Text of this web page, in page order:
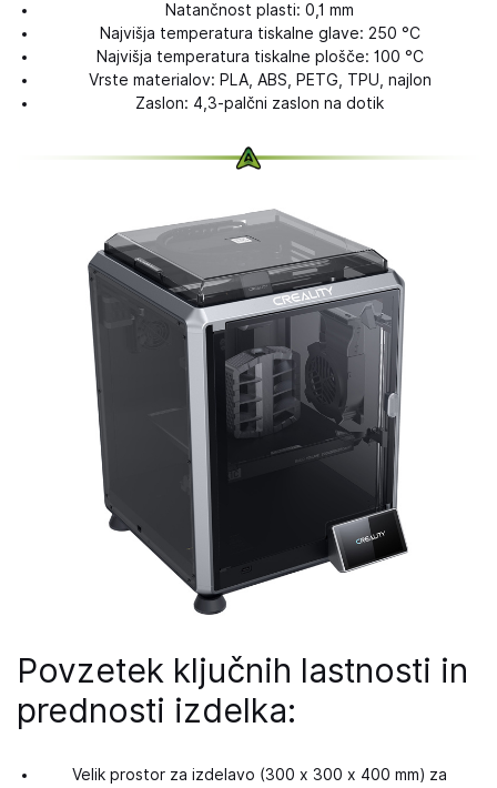
Natančnost plasti: 0,1 mm
Najvišja temperatura tiskalne glave: 250 °C
Najvišja temperatura tiskalne plošče: 100 °C
Vrste materialov: PLA, ABS, PETG, TPU, najlon
Zaslon: 4,3-palčni zaslon na dotik
Povzetek ključnih lastnosti in
prednosti izdelka:
Velik prostor za izdelavo (300 x 300 x 400 mm) za